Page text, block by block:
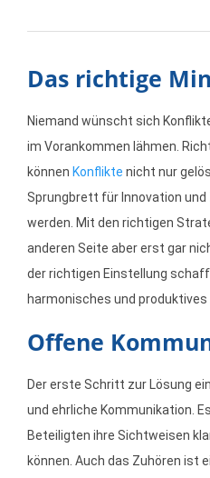
Das richtige
Niemand wünscht sich
im Vorankommen lähmen.
können Konflikte nicht nur
Sprungbrett für Innovation
werden. Mit den richtigen
anderen Seite aber erst gar
der richtigen Einstellung
harmonisches und produktives
Offene
Der erste Schritt zur Lösung
und ehrliche Kommunikation.
Beteiligten ihre Sichtweisen
können. Auch das Zuhören ist